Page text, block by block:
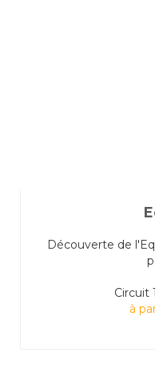
Découverte de
Circuit
à